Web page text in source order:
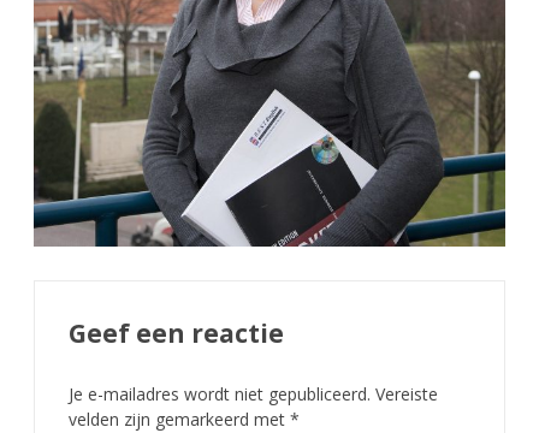
Geef een reactie
Je e-mailadres wordt niet gepubliceerd. Vereiste
velden zijn gemarkeerd met *